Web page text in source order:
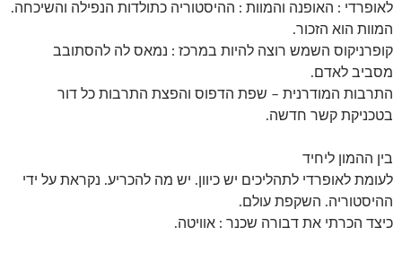
לאופרדי : האופנה והמוות : ההיסטוריה כתולדות הנפילה והשיכחה.
המוות הוא הזכור.
קופרניקוס השמש רוצה להיות במרכז : נמאס לה להסתובב
מסביב לאדם.
התרבות המודרנית – שפת הדפוס והפצת התרבות כל דור
בטכניקת קשר חדשה.
בין ההמון ליחיד
לעומת לאופרדי לתהליכים יש כיוון. יש מה להכריע. נקראת על ידי
ההיסטוריה. השקפת עולם.
כיצד הכרתי את דבורה שכנר : אוויטה.